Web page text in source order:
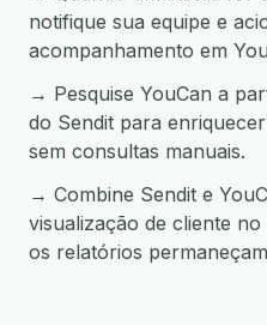
notifique sua equipe e
acompanhamento em
→ Pesquise YouCan a
do Sendit para
sem consultas manuais.
→ Combine Sendit e
visualização de cliente
os relatórios